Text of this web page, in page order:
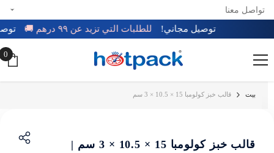
تخطي إلى المحتوى
تواصل معنا
توصيل مجاني! للطلبات التي تزيد عن ٩٩ درهم 🚚
0
0
بيت قالب خبز كولومبا 15 × 10.5 × 3 سم
قالب خبز كولومبا 15 × 10.5 × 3 سم |